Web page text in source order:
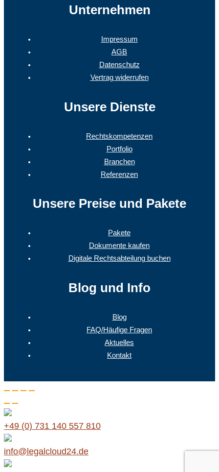
Unternehmen
Impressum
AGB
Datenschutz
Vertrag widerrufen
Unsere Dienste
Rechtskompetenzen
Portfolio
Branchen
Referenzen
Unsere Preise und Pakete
Pakete
Dokumente kaufen
Digitale Rechtsabteilung buchen
Blog und Info
Blog
FAQ/Häufige Fragen
Aktuelles
Kontakt
+49 (0) 731 140 557 810
info@legalcloud24.de